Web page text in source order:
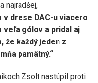
najradšej,
v drese DAC-u viacero
veľa gólov a pridal aj
že každý jeden z
pamätný.“
Zsolt nastúpil proti